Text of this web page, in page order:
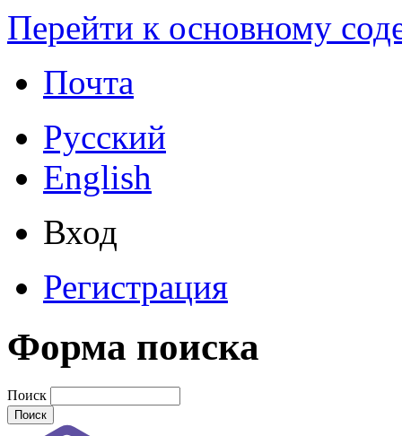
Перейти к основному
Почта
Русский
English
Вход
Регистрация
Форма поиска
Поиск